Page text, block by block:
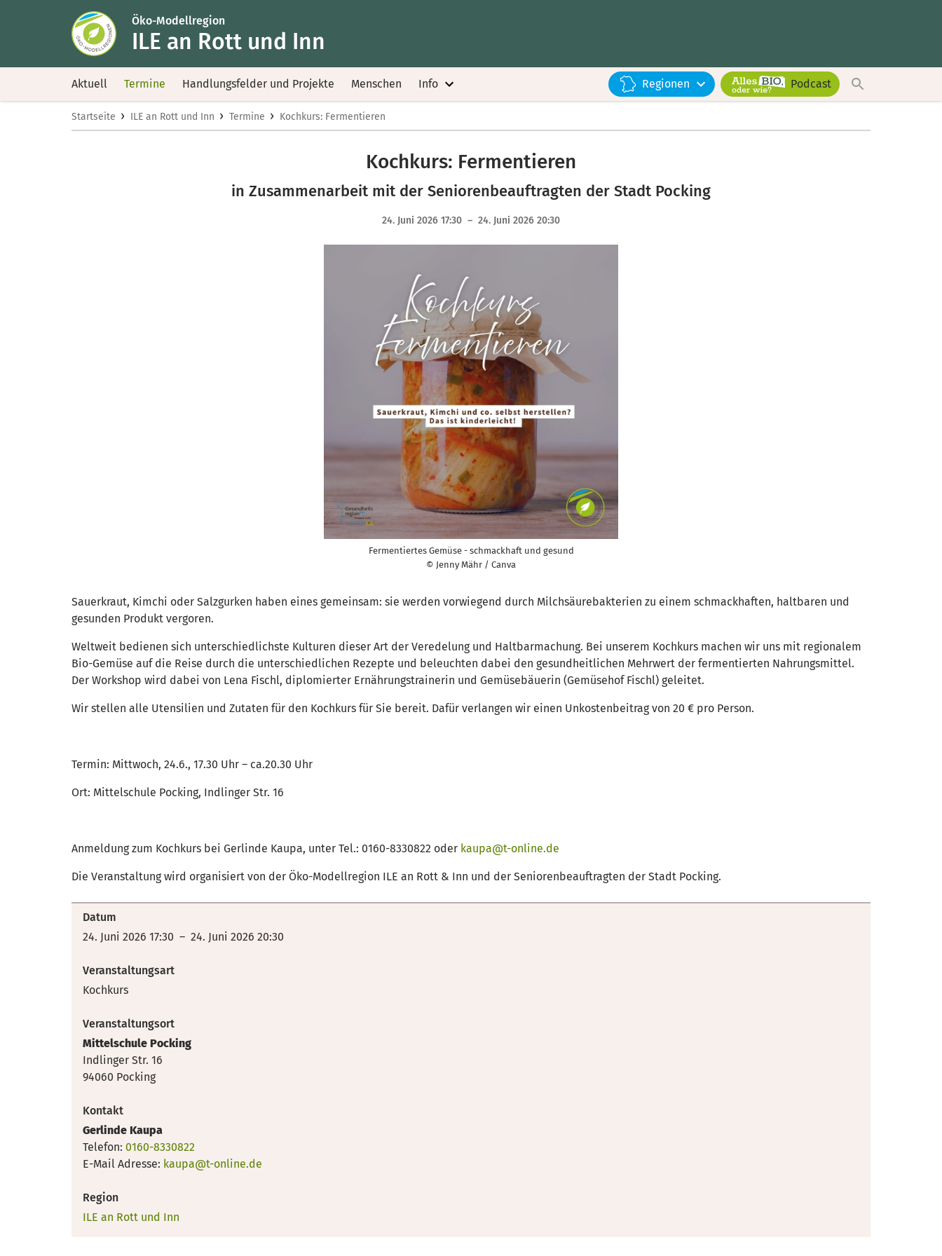
Öko-Modellregion
ILE an Rott und Inn
Aktuell Termine Handlungsfelder und Projekte Menschen Info Regionen Podcast
Startseite › ILE an Rott und Inn › Termine › Kochkurs: Fermentieren
Kochkurs: Fermentieren
in Zusammenarbeit mit der Seniorenbeauftragten der Stadt Pocking
24. Juni 2026 17:30 – 24. Juni 2026 20:30
Fermentiertes Gemüse - schmackhaft und gesund
© Jenny Mähr / Canva
Sauerkraut, Kimchi oder Salzgurken haben eines gemeinsam: sie werden vorwiegend durch Milchsäurebakterien zu einem schmackhaften, haltbaren und
gesunden Produkt vergoren.
Weltweit bedienen sich unterschiedlichste Kulturen dieser Art der Veredelung und Haltbarmachung. Bei unserem Kochkurs machen wir uns mit regionalem
Bio-Gemüse auf die Reise durch die unterschiedlichen Rezepte und beleuchten dabei den gesundheitlichen Mehrwert der fermentierten Nahrungsmittel.
Der Workshop wird dabei von Lena Fischl, diplomierter Ernährungstrainerin und Gemüsebäuerin (Gemüsehof Fischl) geleitet.
Wir stellen alle Utensilien und Zutaten für den Kochkurs für Sie bereit. Dafür verlangen wir einen Unkostenbeitrag von 20 € pro Person.
Termin: Mittwoch, 24.6., 17.30 Uhr – ca.20.30 Uhr
Ort: Mittelschule Pocking, Indlinger Str. 16
Anmeldung zum Kochkurs bei Gerlinde Kaupa, unter Tel.: 0160-8330822 oder kaupa@t-online.de
Die Veranstaltung wird organisiert von der Öko-Modellregion ILE an Rott & Inn und der Seniorenbeauftragten der Stadt Pocking.
Datum
24. Juni 2026 17:30 – 24. Juni 2026 20:30
Veranstaltungsart
Kochkurs
Veranstaltungsort
Mittelschule Pocking
Indlinger Str. 16
94060 Pocking
Kontakt
Gerlinde Kaupa
Telefon: 0160-8330822
E-Mail Adresse: kaupa@t-online.de
Region
ILE an Rott und Inn